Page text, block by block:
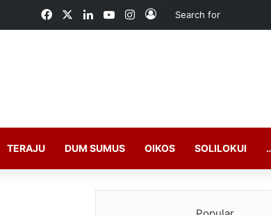
FacebookLinkedInYouTubeInstagram
Log In
TERAJU DUM SUMUS OIKOS SOLILOKUI